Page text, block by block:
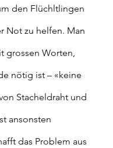
den Flüchltlingen
Not zu helfen. Man
grossen Worten,
nötig ist – «keine
Stacheldraht und
ansonsten
das Problem aus